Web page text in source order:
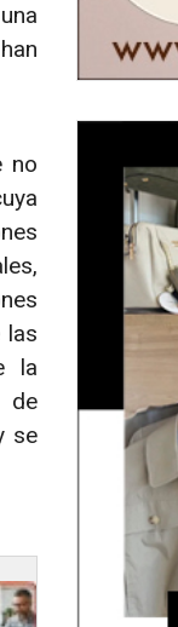
no
las
la
de
se